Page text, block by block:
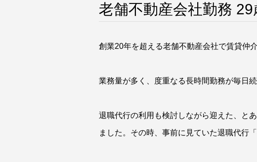
老舗不動産会社勤務
創業20年を超える老舗不動産会社で賃貸仲
業務量が多く、度重なる長時間勤務が毎日
退職代行の利用も検討しながら迎えた、と
ました。その時、事前に見ていた退職代行